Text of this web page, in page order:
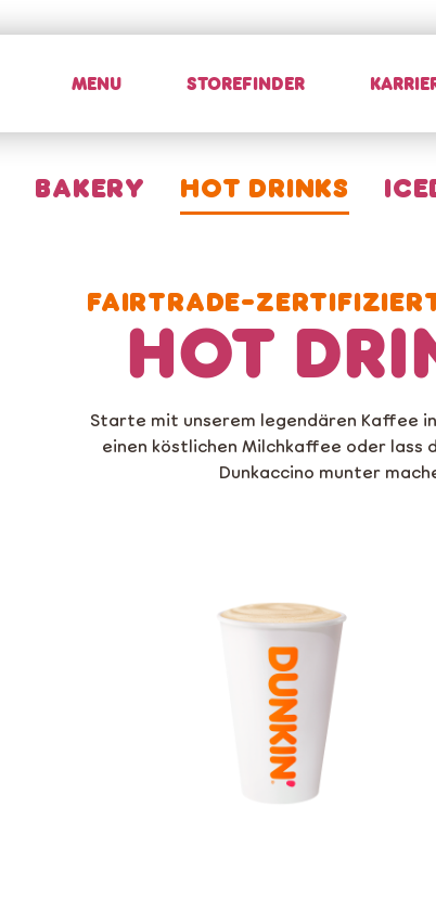
MENU STOREFINDER
BAKERY HOT DRINKS
FAIRTRADE-
HOT
Starte mit unserem legendären Kaffee
einen köstlichen Milchkaffee oder lass
Dunkaccino munter